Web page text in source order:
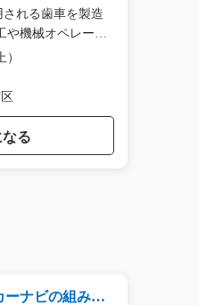
れる歯車を製造
や機械オペレー
る
ナビの組み立